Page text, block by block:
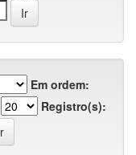
Em ordem:
Registro(s):